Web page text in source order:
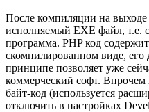
После компиляции на
исполняемый EXE файл, т.е.
программа. PHP код
скомпилированном виде,
принципе позволяет уже
коммерческий софт. Впрочем
байт-код (используется
отключить в настройках